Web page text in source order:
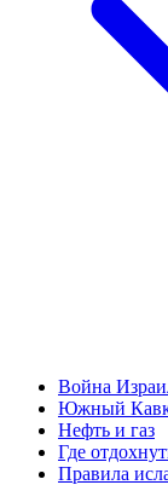
Война
Южный
Нефть и газ
Где
Правила